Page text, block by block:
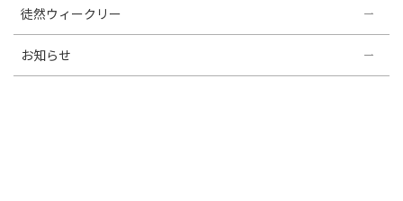
徒然ウィークリー
お知らせ